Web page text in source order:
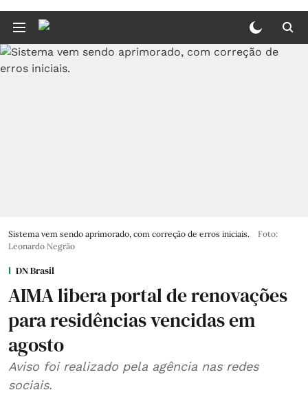
Sistema vem sendo aprimorado, com correção de erros iniciais.
Foto:
Leonardo Negrão
DN Brasil
AIMA libera portal de renovações
para residências vencidas em
agosto
Aviso foi realizado pela agência nas redes
sociais.